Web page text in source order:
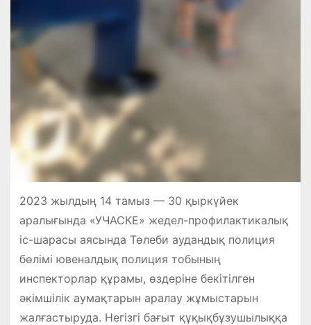
2023 жылдың 14 тамыз — 30 қыркүйек
аралығында «УЧАСКЕ» жедел-профилактикалық
іс-шарасы аясында Төлеби аудандық полиция
бөлімі ювеналдық полиция тобының
инспекторлар құрамы, өздеріне бекітілген
әкімшілік аумақтарын аралау жұмыстарын
жалғастыруда. Негізгі бағыт құқықбұзушылыққа